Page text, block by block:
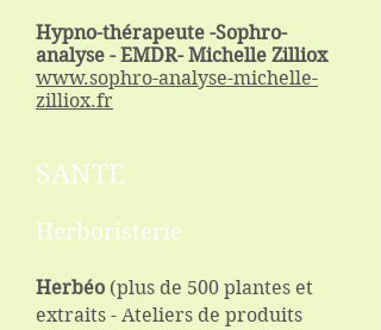
Hypno-thérapeute -Sophro-
analyse - EMDR- Michelle Zilliox
www.sophro-analyse-michelle-
zilliox.fr
SANTE
Herboristerie
Herbéo (plus de 500 plantes et
extraits - Ateliers de produits